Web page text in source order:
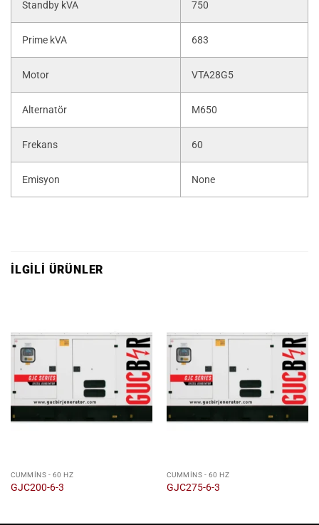
Standby kVA 750
Prime kVA 683
Motor VTA28G5
Alternatör M650
Frekans 60
Emisyon None
İLGILI ÜRÜNLER
CUMMINS - 60 HZ
GJC200-6-3
CUMMINS - 60 HZ
GJC275-6-3